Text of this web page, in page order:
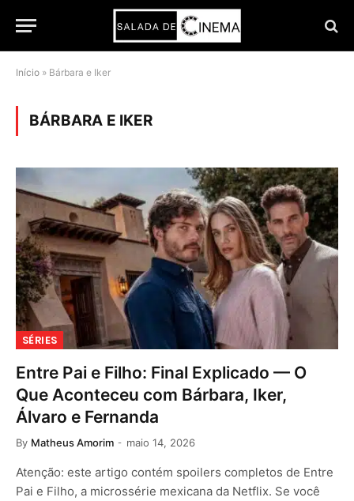
Início » Bárbara e Iker
BÁRBARA E IKER
SÉRIES
Entre Pai e Filho: Final Explicado — O
Que Aconteceu com Bárbara, Iker,
Álvaro e Fernanda
By Matheus Amorim maio 14, 2026
Atenção: este artigo contém spoilers completos de Entre
Pai e Filho, a microssérie mexicana da Netflix. Se você